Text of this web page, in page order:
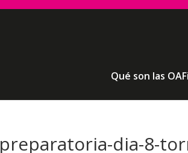
Qué son las
preparatoria-dia-8-